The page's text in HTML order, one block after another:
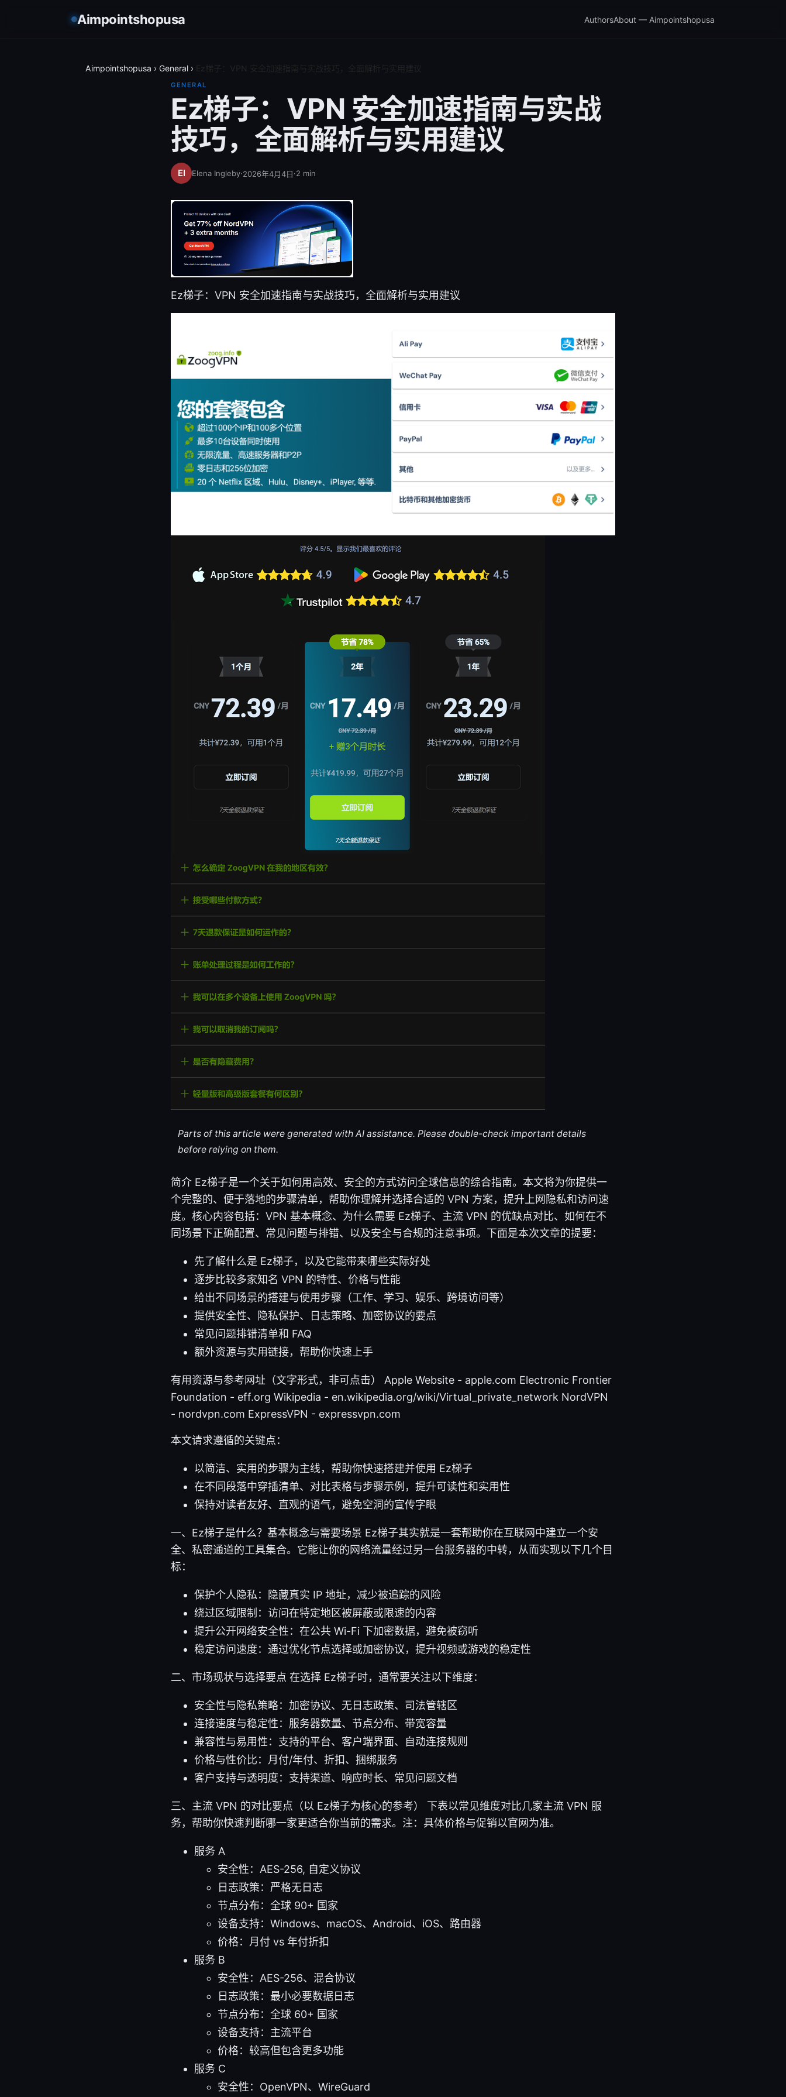
Aimpointshopusa AuthorsAbout — Aimpointshopusa
Aimpointshopusa › General ›
GENERAL
Ez梯子：VPN 安全加速指南与实战
技巧，全面解析与实用建议
Elena Ingleby·2026年4月4日·2 min
Ez梯子：VPN 安全加速指南与实战技巧，全面解析与实用建议
Parts of this article were generated with AI assistance. Please double-check important details
before relying on them.
简介 Ez梯子是一个关于如何用高效、安全的方式访问全球信息的综合指南。本文将为你提供一
个完整的、便于落地的步骤清单，帮助你理解并选择合适的 VPN 方案，提升上网隐私和访问速
度。核心内容包括：VPN 基本概念、为什么需要 Ez梯子、主流 VPN 的优缺点对比、如何在不
同场景下正确配置、常见问题与排错、以及安全与合规的注意事项。下面是本次文章的提要：
先了解什么是 Ez梯子，以及它能带来哪些实际好处
逐步比较多家知名 VPN 的特性、价格与性能
给出不同场景的搭建与使用步骤（工作、学习、娱乐、跨境访问等）
提供安全性、隐私保护、日志策略、加密协议的要点
常见问题排错清单和 FAQ
额外资源与实用链接，帮助你快速上手
有用资源与参考网址（文字形式，非可点击） Apple Website - apple.com Electronic Frontier
Foundation - eff.org Wikipedia - en.wikipedia.org/wiki/Virtual_private_network NordVPN
- nordvpn.com ExpressVPN - expressvpn.com
本文请求遵循的关键点：
以简洁、实用的步骤为主线，帮助你快速搭建并使用 Ez梯子
在不同段落中穿插清单、对比表格与步骤示例，提升可读性和实用性
保持对读者友好、直观的语气，避免空洞的宣传字眼
一、Ez梯子是什么？基本概念与需要场景 Ez梯子其实就是一套帮助你在互联网中建立一个安
全、私密通道的工具集合。它能让你的网络流量经过另一台服务器的中转，从而实现以下几个目
标：
保护个人隐私：隐藏真实 IP 地址，减少被追踪的风险
绕过区域限制：访问在特定地区被屏蔽或限速的内容
提升公开网络安全性：在公共 Wi-Fi 下加密数据，避免被窃听
稳定访问速度：通过优化节点选择或加密协议，提升视频或游戏的稳定性
二、市场现状与选择要点 在选择 Ez梯子时，通常要关注以下维度：
安全性与隐私策略：加密协议、无日志政策、司法管辖区
连接速度与稳定性：服务器数量、节点分布、带宽容量
兼容性与易用性：支持的平台、客户端界面、自动连接规则
价格与性价比：月付/年付、折扣、捆绑服务
客户支持与透明度：支持渠道、响应时长、常见问题文档
三、主流 VPN 的对比要点（以 Ez梯子为核心的参考） 下表以常见维度对比几家主流 VPN 服
务，帮助你快速判断哪一家更适合你当前的需求。注：具体价格与促销以官网为准。
服务 A
安全性：AES-256, 自定义协议
日志政策：严格无日志
节点分布：全球 90+ 国家
设备支持：Windows、macOS、Android、iOS、路由器
价格：月付 vs 年付折扣
服务 B
安全性：AES-256、混合协议
日志政策：最小必要数据日志
节点分布：全球 60+ 国家
设备支持：主流平台
价格：较高但包含更多功能
服务 C
安全性：OpenVPN、WireGuard